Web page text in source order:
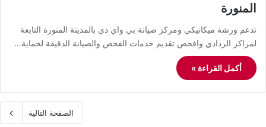
المنورة
تدعم ورشة ميكانيكي ومركز صيانة بي واي دي بالمدينة المنورة التابعة
لمراكز الردادي وافحص تقديم خدمات الفحص والصيانة الدقيقة لحماية…
أكمل القراءة »
الصفحة التالية